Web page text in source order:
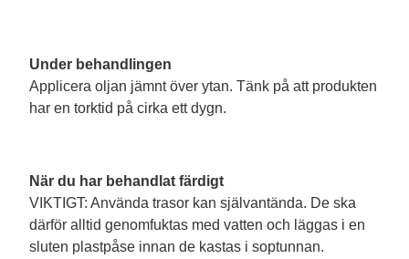
Under behandlingen
Applicera oljan jämnt över ytan. Tänk på att produkten
har en torktid på cirka ett dygn.
När du har behandlat färdigt
VIKTIGT: Använda trasor kan självantända. De ska
därför alltid genomfuktas med vatten och läggas i en
sluten plastpåse innan de kastas i soptunnan.